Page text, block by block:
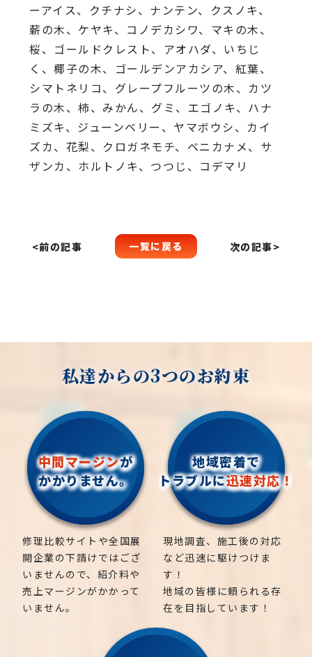
ーアイス、 クチナシ、ナンテン、クスノキ、
薪の木、ケヤキ、コノデカシワ、マキの木、
桜、 ゴールドクレスト、アオハダ、いちじ
く、椰子の木、 ゴールデンアカシア、紅葉、
シマトネリコ、 グレープフルーツの木、カツ
ラの木、柿、みかん、グミ、 エゴノキ、ハナ
ミズキ、ジューンベリー、ヤマボウシ、カイ
ズカ、 花梨、クロガネモチ、ベニカナメ、サ
ザンカ、ホルトノキ、 つつじ、コデマリ
<前の記事 一覧に戻る 次の記事>
私達からの3つのお約束
中間マージンが
かかりません。
修理比較サイトや全国展
開企業の下請けではござ
いませんので、紹介料や
売上マージンがかかって
いません。
地域密着で
トラブルに迅速対応！
現地調査、施工後の対応
など迅速に駆けつけま
す！
地域の皆様に頼られる存
在を目指しています！